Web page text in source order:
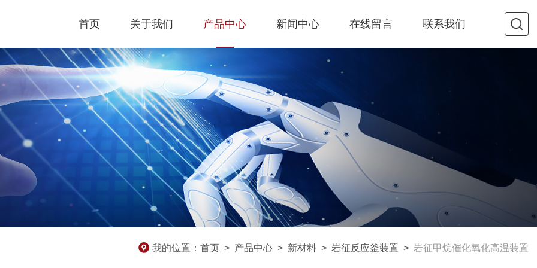
首页 关于我们 产品中心 新闻中心 在线留言 联系我们
我的位置： 首页 > 产品中心 > 新材料 > 岩征反应釜装置 > 岩征甲烷催化氧化高温装置